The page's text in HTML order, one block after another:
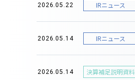
2026.05.22 IRニュース
2026.05.14 IRニュース
2026.05.14 決算補足説明資料